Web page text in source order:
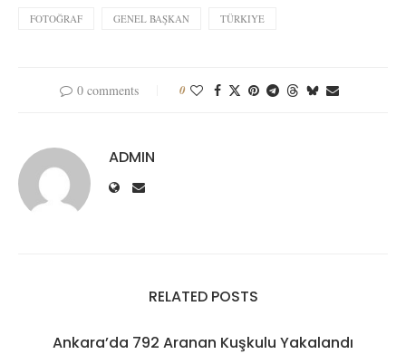
FOTOĞRAF GENEL BAŞKAN TÜRKIYE
0 comments 0
ADMIN
RELATED POSTS
Ankara’da 792 Aranan Kuşkulu Yakalandı